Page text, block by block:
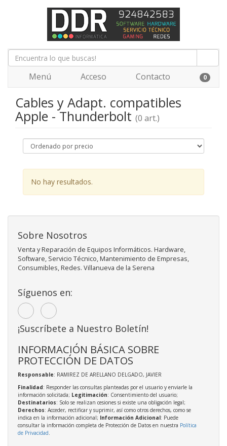
Menú Acceso Contacto 0
Cables y Adapt. compatibles
Apple - Thunderbolt (0 art.)
No hay resultados.
Sobre Nosotros
Venta y Reparación de Equipos Informáticos. Hardware,
Software, Servicio Técnico, Mantenimiento de Empresas,
Consumibles, Redes. Villanueva de la Serena
Síguenos en:
¡Suscríbete a Nuestro Boletín!
INFORMACIÓN BÁSICA SOBRE
PROTECCIÓN DE DATOS
Responsable: RAMIREZ DE ARELLANO DELGADO, JAVIER
Finalidad: Responder las consultas planteadas por el usuario y enviarle la
información solicitada; Legitimación: Consentimiento del usuario;
Destinatarios: Solo se realizan cesiones si existe una obligación legal;
Derechos: Acceder, rectificar y suprimir, así como otros derechos, como se
indica en la información adicional; Información Adicional: Puede
consultar la información completa de Protección de Datos en nuestra Política
de Privacidad.